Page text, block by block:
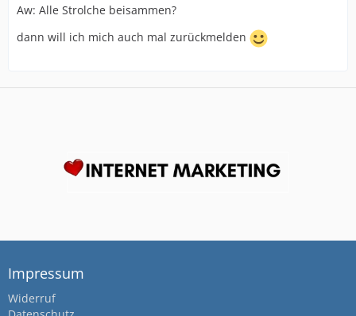
Aw: Alle Strolche beisammen?
dann will ich mich auch mal zurückmelden
Impressum
Widerruf